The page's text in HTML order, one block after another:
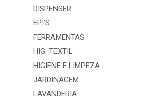
DISPENSER
EPI'S
FERRAMENTAS
HIG. TEXTIL
HIGIENE E LIMPEZA
JARDINAGEM
LAVANDERIA